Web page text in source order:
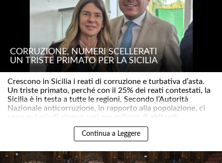
CORRUZIONE, NUMERI SCELLERATI
UN TRISTE PRIMATO PER LA SICILIA
Crescono in Sicilia i reati di corruzione e turbativa d’asta.
Un triste primato, perché con il 25% dei reati contestati, la
Sicilia è in testa a tutte le regioni. Secondo l’Autorità
Nazionale anticorruzione, in rapporto alla popolazione, ci
sono qui più di cinque casi per milione di abitanti..
Continua a Leggere